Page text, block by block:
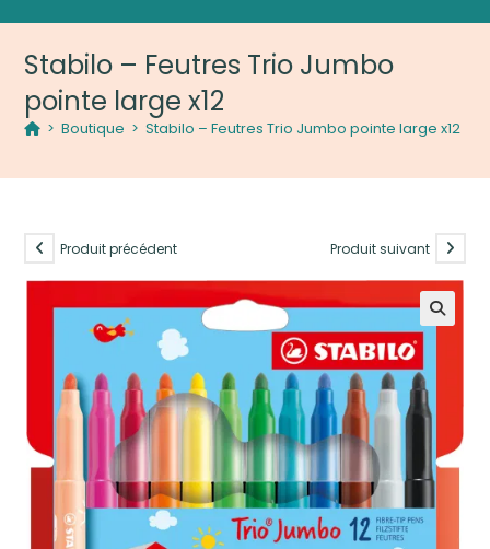
Stabilo – Feutres Trio Jumbo
pointe large x12
> Boutique > Stabilo – Feutres Trio Jumbo pointe large x12
Produit précédent Produit suivant